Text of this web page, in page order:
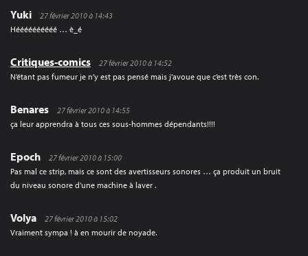
Yuki
27 février 2010 à 14:43
Héééééééééé … è_é
Critiques-comics
27 février 2010 à 14:52
N’étant pas fumeur je n’y est pas pensé mais j’avoue que c’est très con.
Benares
27 février 2010 à 14:55
ça leur apprendra à tous ces sous-hommes dépendants!!!!
Epoch
27 février 2010 à 15:00
Pas mal ce strip, mais ce sont des avertisseurs sonores … ça produit un bruit
du niveau sonore d’une machine à laver .
Volya
27 février 2010 à 15:02
Vraiment sympa ! à en mourir de noyade.